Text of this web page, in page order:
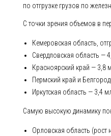
по отгрузке грузов по
С точки зрения объемов в
Кемеровская область,
Свердловская область —
Красноярский край — 3,8
Пермский край и
Иркутская область — 3,4
Самую высокую динамику
Орловская область (рост